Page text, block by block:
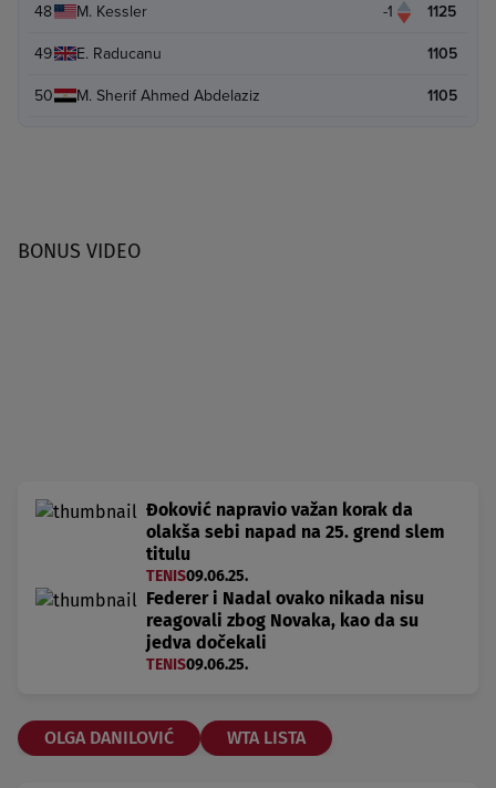
48 M. Kessler -1 1125
49 E. Raducanu 1105
50 M. Sherif Ahmed Abdelaziz 1105
BONUS VIDEO
Đoković napravio važan korak da
olakša sebi napad na 25. grend slem
titulu
TENIS09.06.25.
Federer i Nadal ovako nikada nisu
reagovali zbog Novaka, kao da su
jedva dočekali
TENIS09.06.25.
OLGA DANILOVIĆ WTA LISTA